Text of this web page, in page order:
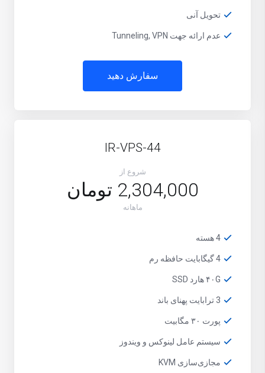
تحویل آنی
عدم ارائه جهت Tunneling, VPN
سفارش دهید
IR-VPS-44
شروع از
2,304,000 تومان
ماهانه
4 هسته
4 گیگابایت حافظه رم
۴۰G هارد SSD
3 ترابایت پهنای باند
پورت ۳۰ مگابیت
سیستم عامل لینوکس و ویندوز
مجازی‌سازی KVM